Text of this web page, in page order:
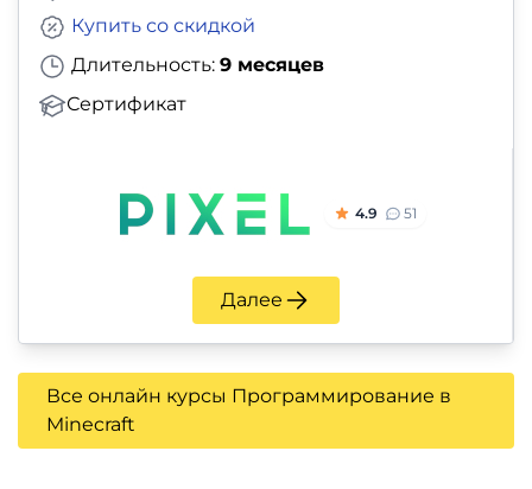
Длительность: 9 месяцев
Сертификат
Купить со скидкой
4.9 51
Далее
Все онлайн курсы Программирование в
Minecraft